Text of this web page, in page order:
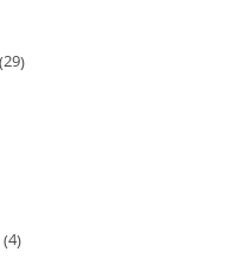
29
4